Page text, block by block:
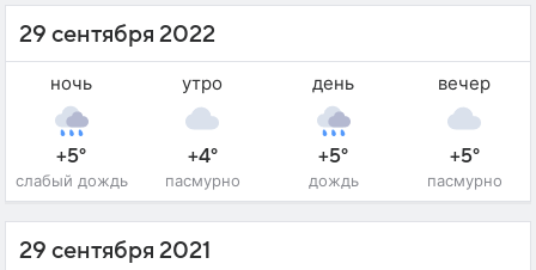
29 сентября 2022
ночь
+5°
слабый дождь
утро
+4°
пасмурно
день
+5°
дождь
вечер
+5°
пасмурно
29 сентября 2021